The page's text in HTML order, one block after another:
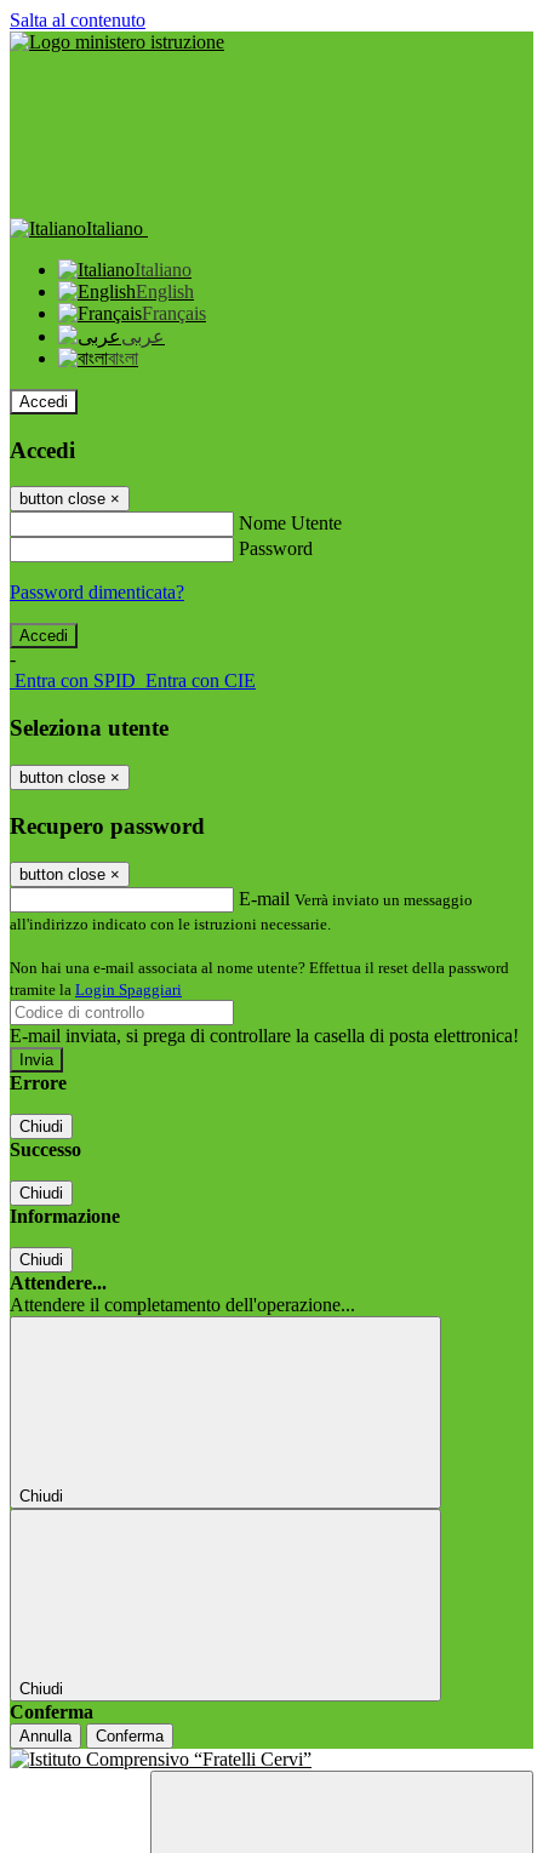
Salta al contenuto
Italiano
Italiano
English
Français
عربى
বাংলা
Accedi
Accedi
button close ×
Nome Utente
Password
Password dimenticata?
-
Entra con SPID Entra con CIE
Seleziona utente
button close ×
Recupero password
button close ×
E-mail Verrà inviato un messaggio
all'indirizzo indicato con le istruzioni necessarie.
Non hai una e-mail associata al nome utente? Effettua il reset della password
tramite la Login Spaggiari
E-mail inviata, si prega di controllare la casella di posta elettronica!
Errore
Chiudi
Successo
Chiudi
Informazione
Chiudi
Attendere...
Attendere il completamento dell'operazione...
Chiudi
Chiudi
Conferma
Annulla Conferma